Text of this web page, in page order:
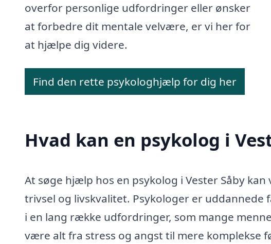
overfor personlige udfordringer eller ønsker
at forbedre dit mentale velvære, er vi her for
at hjælpe dig videre.
Find den rette psykologhjælp for dig her
Hvad kan en psykolog i
At søge hjælp hos en psykolog i Vester Såby
trivsel og livskvalitet. Psykologer er
i en lang række udfordringer, som mange
være alt fra stress og angst til mere komplekse